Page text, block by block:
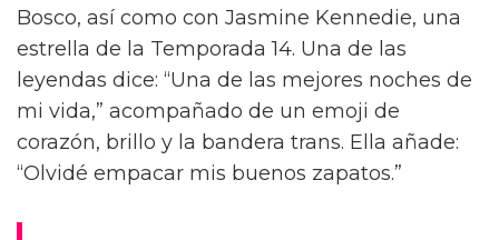
Bosco, así como con Jasmine Kennedie, una
estrella de la Temporada 14. Una de las
leyendas dice: “Una de las mejores noches de
mi vida,” acompañado de un emoji de
corazón, brillo y la bandera trans. Ella añade:
“Olvidé empacar mis buenos zapatos.”